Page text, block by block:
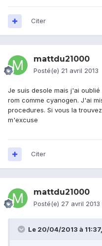
Citer
mattdu21000
Posté(e) 21 avril 2013
Je suis desole mais j'ai
rom comme cyanogen. J'ai
procedures. Si vous la
m'excuse
Citer
mattdu21000
Posté(e) 27 avril 2013
Le 20/04/2013 à